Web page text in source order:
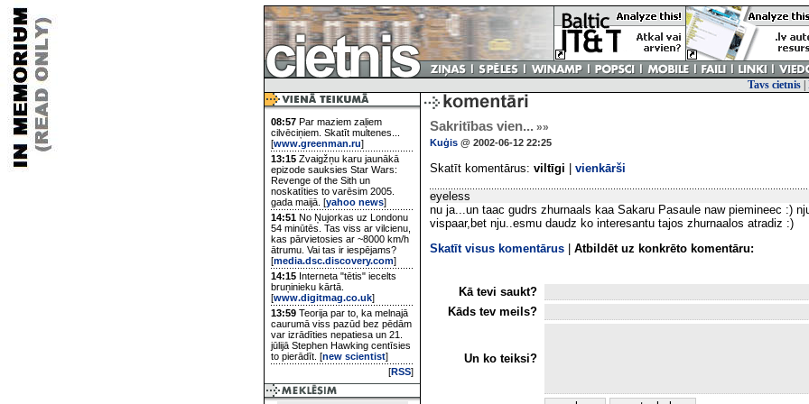
Tavs cietnis
08:57 Par maziem zaļiem
cilvēciņiem. Skatīt multenes...
[www.greenman.ru]
13:15 Zvaigžņu karu jaunākā
epizode sauksies Star Wars:
Revenge of the Sith un
noskatīties to varēsim 2005.
gada maijā. [yahoo news]
14:51 No Ņujorkas uz Londonu
54 minūtēs. Tas viss ar vilcienu,
kas pārvietosies ar ~8000 km/h
ātrumu. Vai tas ir iespējams?
[media.dsc.discovery.com]
14:15 Interneta "tētis" iecelts
bruņinieku kārtā.
[www.digitmag.co.uk]
13:59 Teorija par to, ka melnajā
caurumā viss pazūd bez pēdām
var izrādīties nepatiesa un 21.
jūlijā Stephen Hawking centīsies
to pierādīt. [new scientist]
[RSS]
Sakritības vien... »»
Kuģis @ 2002-06-12 22:25
Skatīt komentārus: viltīgi vienkārši
eyeless
nu ja...un taac gudrs zhurnaals kaa Sakaru Pasaule naw piemineec :)
vispaar,bet nju..esmu daudz ko interesantu tajos zhurnaalos atradiz :)
Skatīt visus komentārus
Atbildēt uz konkrēto komentāru:
Kā tevi saukt?
Kāds tev meils?
Un ko teiksi?